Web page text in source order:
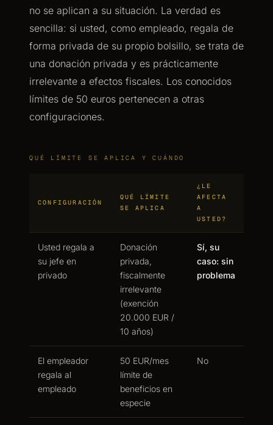
no se aplican a su situación. La verdad es
sencilla: si usted, como empleado, regala de
forma privada de su propio bolsillo, se trata de
una donación privada y es prácticamente
irrelevante a efectos fiscales. Los conocidos
límites de 50 euros pertenecen a otras
configuraciones.
QUÉ LÍMITE SE APLICA Y CUÁNDO
CONFIGURACIÓN
QUÉ LÍMITE
SE APLICA
¿LE
AFECTA
A
USTED?
Usted regala a
su jefe en
privado
Donación
privada,
fiscalmente
irrelevante
(exención
20.000 EUR /
10 años)
Sí, su
caso: sin
problema
El empleador
regala al
empleado
50 EUR/mes
límite de
beneficios en
especie
No